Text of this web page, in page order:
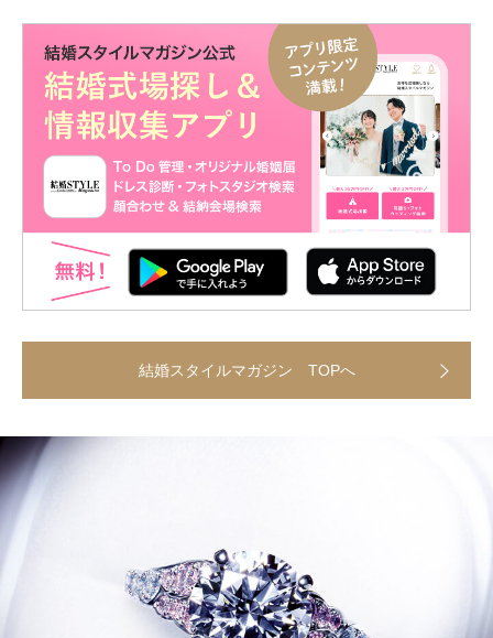
結婚スタイルマガジン TOPへ